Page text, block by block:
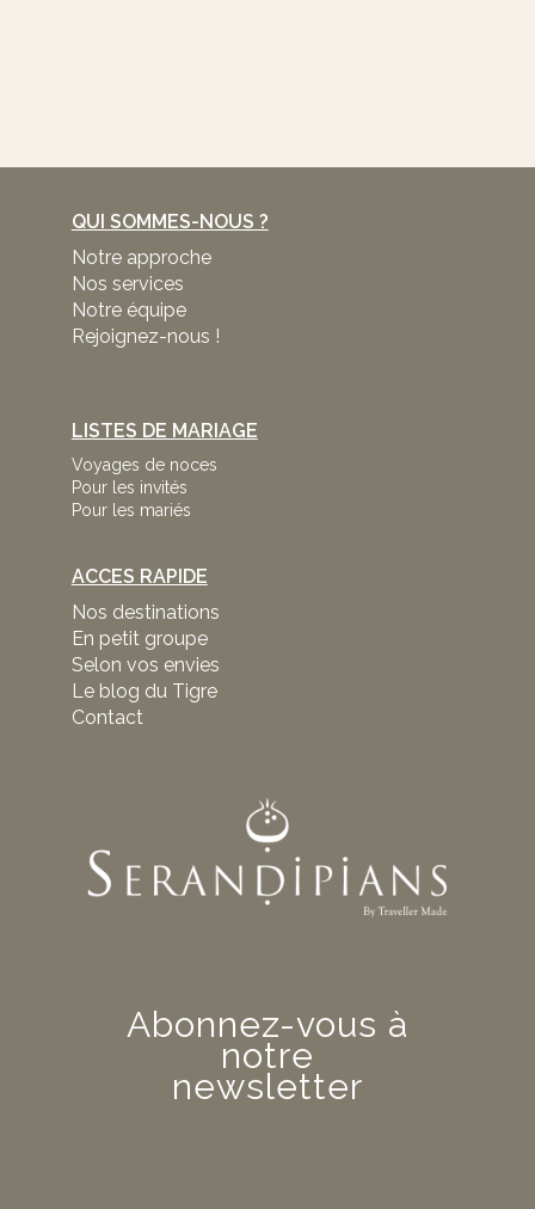
QUI SOMMES-NOUS ?
Notre approche
Nos services
Notre équipe
Rejoignez-nous !
LISTES DE MARIAGE
Voyages de noces
Pour les invités
Pour les mariés
ACCES RAPIDE
Nos destinations
En petit groupe
Selon vos envies
Le blog du Tigre
Contact
Abonnez-vous à
notre
newsletter